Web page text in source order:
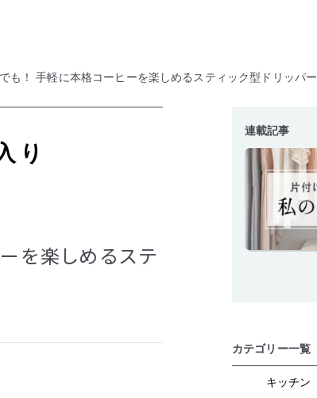
も！ 手軽に本格コーヒーを楽しめるスティック型ドリッパー
り
を楽しめるステ
連載記事
カテゴリー一覧
キッチン